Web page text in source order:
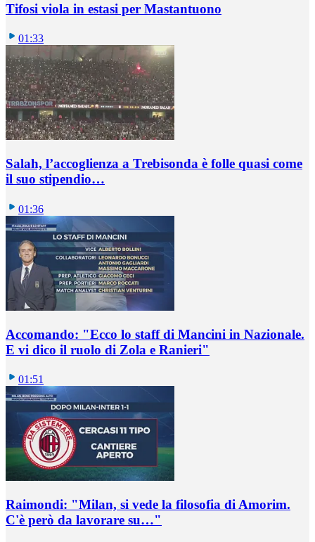
Tifosi viola in estasi per Mastantuono
01:33
Salah, l’accoglienza a Trebisonda è folle quasi come
il suo stipendio…
01:36
Accomando: "Ecco lo staff di Mancini in Nazionale.
E vi dico il ruolo di Zola e Ranieri"
01:51
Raimondi: "Milan, si vede la filosofia di Amorim.
C'è però da lavorare su…"